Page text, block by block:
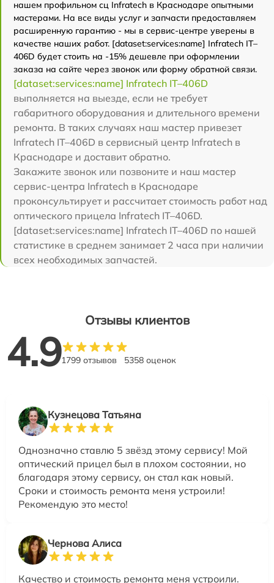
нашем профильном сц Infratech в Краснодаре опытными
мастерами. На все виды услуг и запчасти предоставляем
расширенную гарантию - мы в сервис-центре уверены в
качестве наших работ. [dataset:services:name] Infratech IT–
406D будет стоить на -15% дешевле при оформлении
заказа на сайте через звонок или форму обратной связи.
[dataset:services:name] Infratech IT–406D
выполняется на выезде, если не требует
габаритного оборудования и длительного времени
ремонта. В таких случаях наш мастер привезет
Infratech IT–406D в сервисный центр Infratech в
Краснодаре и доставит обратно.
Закажите звонок или позвоните и наш мастер
сервис-центра Infratech в Краснодаре
проконсультирует и рассчитает стоимость работ над
оптического прицела Infratech IT–406D.
[dataset:services:name] Infratech IT–406D по нашей
статистике в среднем занимает 2 часа при наличии
всех необходимых запчастей.
Отзывы клиентов
4.91799 отзывов 5358 оценок
Кузнецова Татьяна
Однозначно ставлю 5 звёзд этому сервису! Мой
оптический прицел был в плохом состоянии, но
благодаря этому сервису, он стал как новый.
Сроки и стоимость ремонта меня устроили!
Рекомендую это место!
Чернова Алиса
Качество и стоимость ремонта меня устроили.